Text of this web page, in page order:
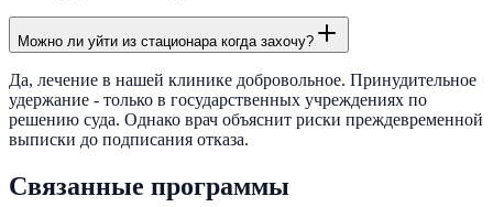
Можно ли уйти из стационара когда захочу?
Да, лечение в нашей клинике добровольное. Принудительное
удержание - только в государственных учреждениях по
решению суда. Однако врач объяснит риски преждевременной
выписки до подписания отказа.
Связанные программы